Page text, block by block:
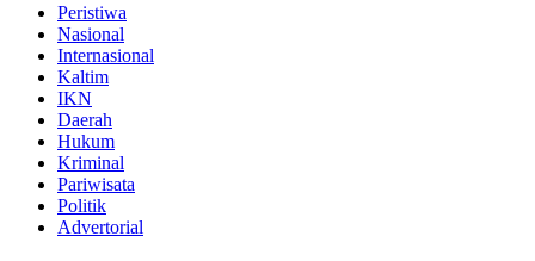
Peristiwa
Nasional
Internasional
Kaltim
IKN
Daerah
Hukum
Kriminal
Pariwisata
Politik
Advertorial